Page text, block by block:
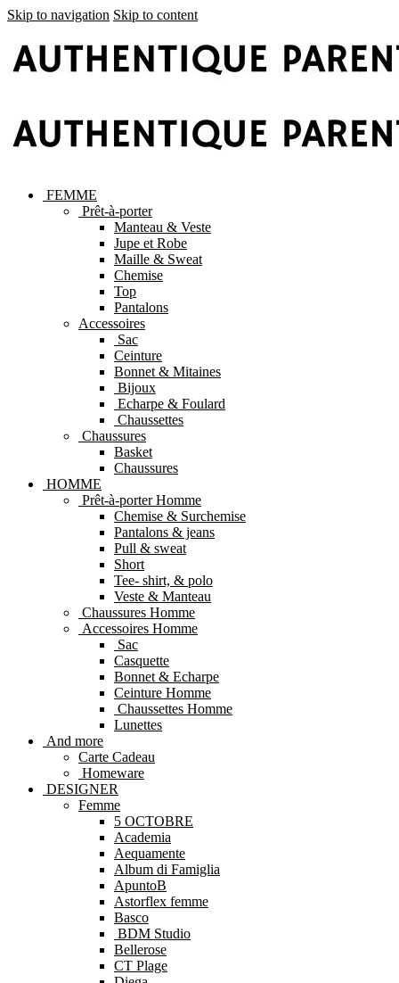
Skip to navigation Skip to content
FEMME
Prêt-à-porter
Manteau & Veste
Jupe et Robe
Maille & Sweat
Chemise
Top
Pantalons
Accessoires
Sac
Ceinture
Bonnet & Mitaines
Bijoux
Echarpe & Foulard
Chaussettes
Chaussures
Basket
Chaussures
HOMME
Prêt-à-porter Homme
Chemise & Surchemise
Pantalons & jeans
Pull & sweat
Short
Tee- shirt, & polo
Veste & Manteau
Chaussures Homme
Accessoires Homme
Sac
Casquette
Bonnet & Echarpe
Ceinture Homme
Chaussettes Homme
Lunettes
And more
Carte Cadeau
Homeware
DESIGNER
Femme
5 OCTOBRE
Academia
Aequamente
Album di Famiglia
ApuntoB
Astorflex femme
Basco
BDM Studio
Bellerose
CT Plage